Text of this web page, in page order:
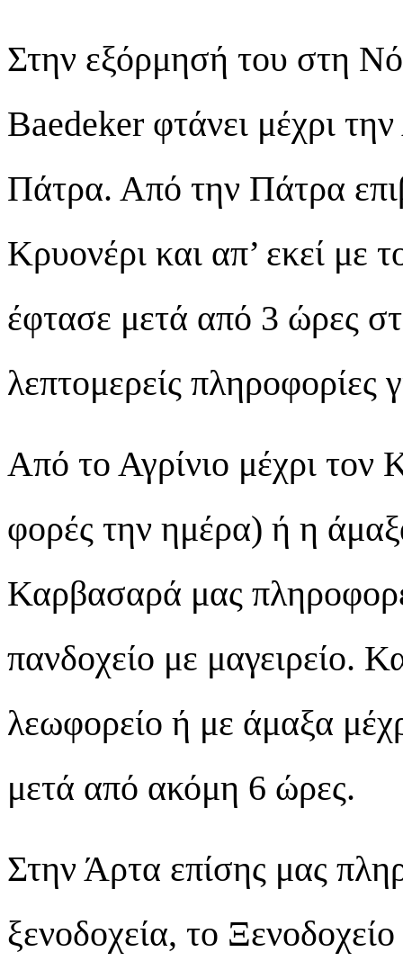
Στην εξόρμησή του στη
Baedeker φτάνει μέχρι
Πάτρα. Από την Πάτρα
Κρυονέρι και απ’ εκεί με
έφτασε μετά από 3 ώρες
λεπτομερείς πληροφορίες
Από το Αγρίνιο μέχρι
φορές την ημέρα) ή η
Καρβασαρά μας
πανδοχείο με μαγειρείο.
λεωφορείο ή με άμαξα
μετά από ακόμη 6 ώρες.
Στην Άρτα επίσης μας
ξενοδοχεία, το